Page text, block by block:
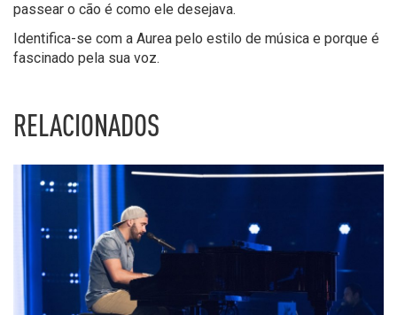
passear o cão é como ele desejava.
Identifica-se com a Aurea pelo estilo de música e porque é
fascinado pela sua voz.
RELACIONADOS